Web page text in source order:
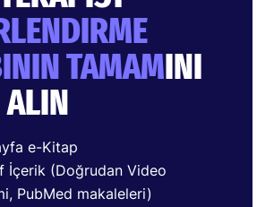
TAMAMINI
e-Kitap
İçerik (Doğrudan Video
PubMed makaleleri)